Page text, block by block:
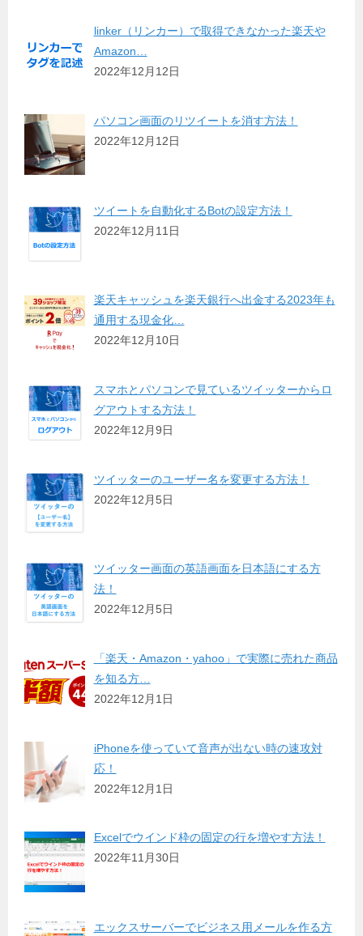
linker（リンカー）で取得できなかった楽天や
Amazon…
2022年12月12日
パソコン画面のリツイートを消す方法！
2022年12月12日
ツイートを自動化するBotの設定方法！
2022年12月11日
楽天キャッシュを楽天銀行へ出金する2023年も
通用する現金化…
2022年12月10日
スマホとパソコンで見ているツイッターからロ
グアウトする方法！
2022年12月9日
ツイッターのユーザー名を変更する方法！
2022年12月5日
ツイッター画面の英語画面を日本語にする方
法！
2022年12月5日
「楽天・Amazon・yahoo」で実際に売れた商品
を知る方…
2022年12月1日
iPhoneを使っていて音声が出ない時の速攻対
応！
2022年12月1日
Excelでウインド枠の固定の行を増やす方法！
2022年11月30日
エックスサーバーでビジネス用メールを作る方